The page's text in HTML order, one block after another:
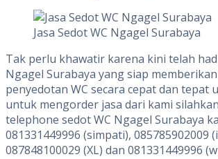
Jasa Sedot WC Ngagel Surabaya
Tak perlu khawatir karena kini telah
Ngagel Surabaya yang siap
penyedotan WC secara cepat dan tepat
untuk mengorder jasa dari kami
telephone sedot WC Ngagel Surabaya
081331449996 (simpati), 085785902009
087848100029 (XL) dan 081331449996